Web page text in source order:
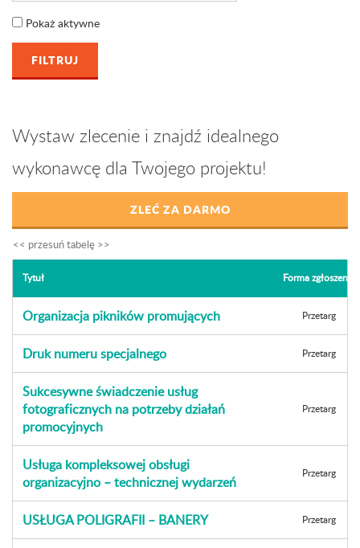
Pokaż aktywne
Wystaw zlecenie i znajdź idealnego
wykonawcę dla Twojego projektu!
ZLEĆ ZA DARMO
Tytuł Forma zgłoszenia
Organizacja pikników promujących Przetarg
Druk numeru specjalnego Przetarg
Sukcesywne świadczenie usług
fotograficznych na potrzeby działań
promocyjnych
Przetarg
Usługa kompleksowej obsługi
organizacyjno – technicznej wydarzeń
Przetarg
USŁUGA POLIGRAFII – BANERY Przetarg